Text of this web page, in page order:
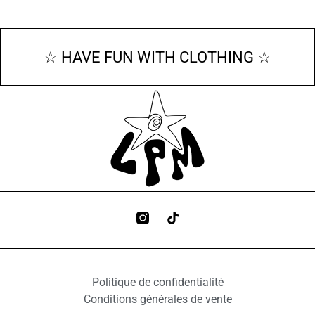
☆ HAVE FUN WITH CLOTHING ☆
Politique de confidentialité
Conditions générales de vente